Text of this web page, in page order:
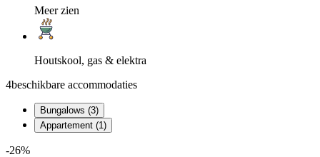
Meer zien
Houtskool, gas & elektra
4beschikbare accommodaties
Bungalows (3)
Appartement (1)
-26%